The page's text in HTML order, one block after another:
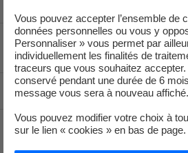
Voir le fil d'ariane
Haut de page
Vous pouvez accepter l’ensemble de
données personnelles ou vous y
Personnaliser » vous permet par
individuellement les finalités de
traceurs que vous souhaitez
conservé pendant une durée de 6
message vous sera à nouveau affiché.
Vous pouvez modifier votre choix à
sur le lien « cookies » en bas de page.